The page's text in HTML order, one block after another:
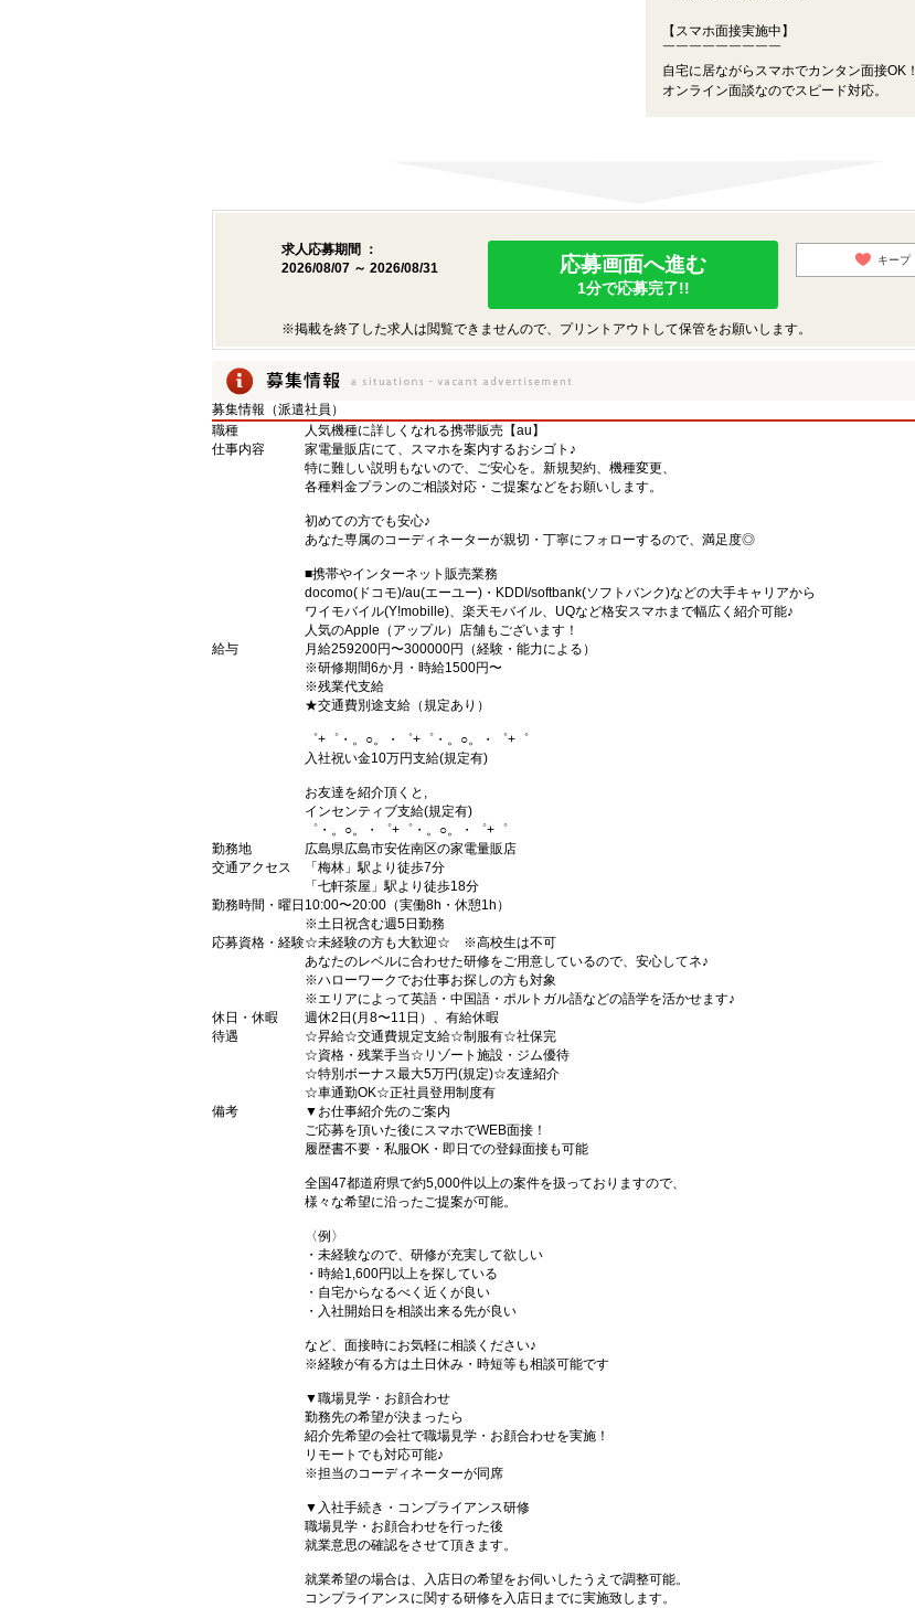
【スマホ面接実施中】
￣￣￣￣￣￣￣￣￣
自宅に居ながらスマホでカンタン面接OK！
オンライン面談なのでスピード対応。
求人応募期間 ：
2026/08/07 ～ 2026/08/31
応募画面へ進む
1分で応募完了!!
キープ
※掲載を終了した求人は閲覧できませんので、プリントアウトして保管をお願いします。
募集情報（派遣社員）
職種
人気機種に詳しくなれる携帯販売【au】
仕事内容
家電量販店にて、スマホを案内するおシゴト♪
特に難しい説明もないので、ご安心を。新規契約、機種変更、
各種料金プランのご相談対応・ご提案などをお願いします。
初めての方でも安心♪
あなた専属のコーディネーターが親切・丁寧にフォローするので、満足度◎
■携帯やインターネット販売業務
docomo(ドコモ)/au(エーユー)・KDDI/softbank(ソフトバンク)などの大手キャリアから
ワイモバイル(Y!mobille)、楽天モバイル、UQなど格安スマホまで幅広く紹介可能♪
人気のApple（アップル）店舗もございます！
給与
月給259200円〜300000円（経験・能力による）
※研修期間6か月・時給1500円〜
※残業代支給
★交通費別途支給（規定あり）
゜+゜・。○。・゜+゜・。○。・゜+゜
入社祝い金10万円支給(規定有)
お友達を紹介頂くと,
インセンティブ支給(規定有)
゜・。○。・゜+゜・。○。・゜+゜
勤務地
広島県広島市安佐南区の家電量販店
交通アクセス
「梅林」駅より徒歩7分
「七軒茶屋」駅より徒歩18分
勤務時間・曜日 10:00〜20:00（実働8h・休憩1h）
※土日祝含む週5日勤務
応募資格・経験☆未経験の方も大歓迎☆ ※高校生は不可
あなたのレベルに合わせた研修をご用意しているので、安心してネ♪
※ハローワークでお仕事お探しの方も対象
※エリアによって英語・中国語・ポルトガル語などの語学を活かせます♪
休日・休暇
週休2日(月8〜11日）、有給休暇
待遇
☆昇給☆交通費規定支給☆制服有☆社保完
☆資格・残業手当☆リゾート施設・ジム優待
☆特別ボーナス最大5万円(規定)☆友達紹介
☆車通勤OK☆正社員登用制度有
備考
▼お仕事紹介先のご案内
ご応募を頂いた後にスマホでWEB面接！
履歴書不要・私服OK・即日での登録面接も可能
全国47都道府県で約5,000件以上の案件を扱っておりますので、
様々な希望に沿ったご提案が可能。
〈例〉
・未経験なので、研修が充実して欲しい
・時給1,600円以上を探している
・自宅からなるべく近くが良い
・入社開始日を相談出来る先が良い
など、面接時にお気軽に相談ください♪
※経験が有る方は土日休み・時短等も相談可能です
▼職場見学・お顔合わせ
勤務先の希望が決まったら
紹介先希望の会社で職場見学・お顔合わせを実施！
リモートでも対応可能♪
※担当のコーディネーターが同席
▼入社手続き・コンプライアンス研修
職場見学・お顔合わせを行った後
就業意思の確認をさせて頂きます。
就業希望の場合は、入店日の希望をお伺いしたうえで調整可能。
コンプライアンスに関する研修を入店日までに実施致します。